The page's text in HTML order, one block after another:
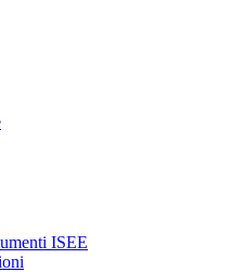
ISEE